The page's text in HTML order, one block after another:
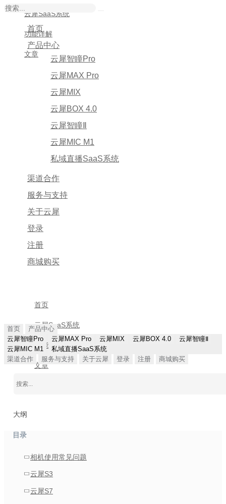
云犀SaaS系统
功能详解
文章
首页
产品中心
云犀智瞳Pro
云犀MAX Pro
云犀MIX
云犀BOX 4.0
云犀智瞳Ⅱ
云犀MIC M1
私域直播SaaS系统
渠道合作
服务与支持
关于云犀
登录
注册
商城购买
首页
云犀SaaS系统
功能详解
文章
首页
产品中心
云犀智瞳Pro
云犀MAX Pro 云犀MIX 云犀BOX 4.0
云犀智瞳Ⅱ
云犀MIC M1
私域直播SaaS系统
渠道合作
服务与支持 关于云犀 登录 注册 商城购买
大纲
目录
相机使用常见问题
云犀S3
云犀S7